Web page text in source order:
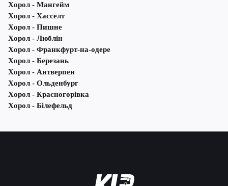
Хорол - Мангейм
Хорол - Хасселт
Хорол - Пишне
Хорол - Люблін
Хорол - Франкфурт-на-одере
Хорол - Березань
Хорол - Антверпен
Хорол - Ольденбург
Хорол - Красногорівка
Хорол - Білефельд